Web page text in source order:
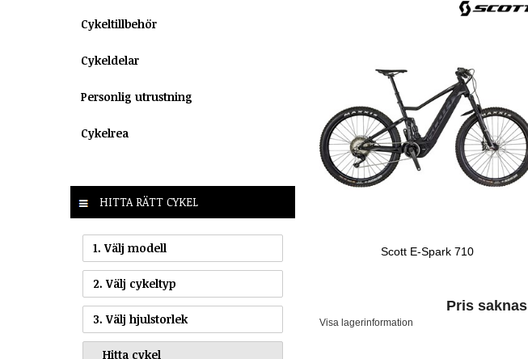
Cykeltillbehör
Cykeldelar
Personlig utrustning
Cykelrea
HITTA RÄTT CYKEL
1. Välj modell
2. Välj cykeltyp
3. Välj hjulstorlek
Scott E-Spark 710
Pris saknas
Visa lagerinformation